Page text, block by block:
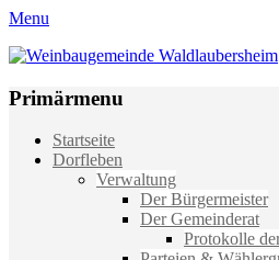
Menu
Weinbaugemeinde Waldlaubersheim
Primärmenu
Weiter
zum
Startseite
Dorfleben
Verwaltung
Der Bürgermeister
Der Gemeinderat
Protokolle